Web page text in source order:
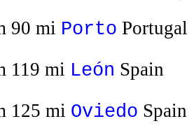
90 mi Porto Portugal
119 mi León Spain
125 mi Oviedo Spain